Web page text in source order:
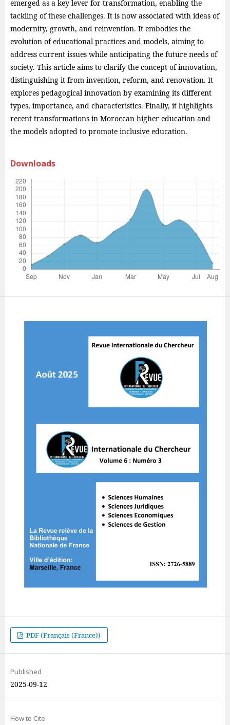
emerged as a key lever for transformation, enabling the
tackling of these challenges. It is now associated with ideas of
modernity, growth, and reinvention. It embodies the
evolution of educational practices and models, aiming to
address current issues while anticipating the future needs of
society. This article aims to clarify the concept of innovation,
distinguishing it from invention, reform, and renovation. It
explores pedagogical innovation by examining its different
types, importance, and characteristics. Finally, it highlights
recent transformations in Moroccan higher education and
the models adopted to promote inclusive education.
Downloads
PDF (Français (France))
Published
2025-09-12
How to Cite